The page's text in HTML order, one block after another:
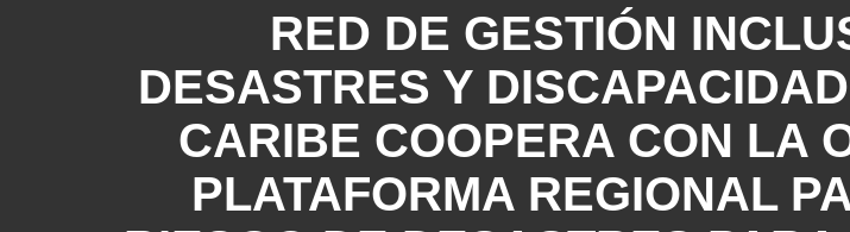
RED DE GESTIÓN
DESASTRES Y
CARIBE COOPERA CON LA
PLATAFORMA REGIONAL